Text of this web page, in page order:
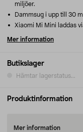
Butikslager
Hämtar lagerstatus...
miljöer.
Dammsug i upp till 30
Xiaomi Mi Mini laddas
Mer information
Produktinformation
Mer information